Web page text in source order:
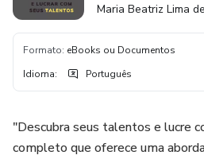
Maria Beatriz Lima
Formato: eBooks ou Documentos
Idioma: Português
"Descubra seus talentos e lucre
completo que oferece uma